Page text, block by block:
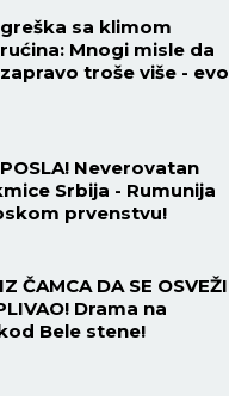
sa klimom
Mnogi misle da
troše više - evo
POSLA! Neverovatan
Srbija - Rumunija
prvenstvu!
ČAMCA DA SE OSVEŽI
Drama na
Bele stene!